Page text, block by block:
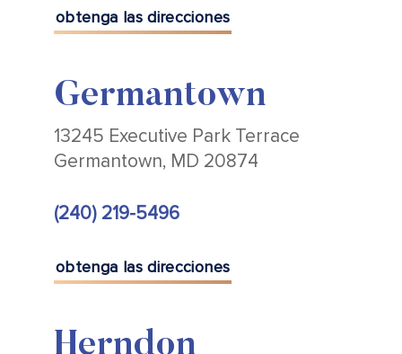
obtenga las direcciones
Germantown
13245 Executive Park Terrace
Germantown, MD 20874
(240) 219-5496
obtenga las direcciones